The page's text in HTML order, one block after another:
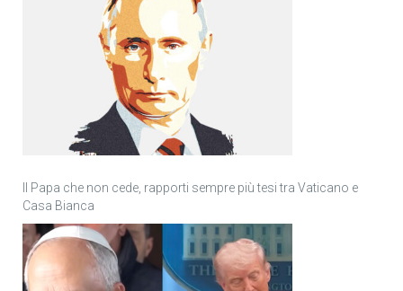
Il Papa che non cede, rapporti sempre più tesi tra Vaticano e
Casa Bianca